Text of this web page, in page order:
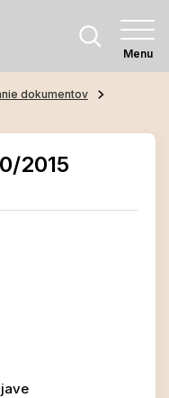
Menu
dokumentov
2015